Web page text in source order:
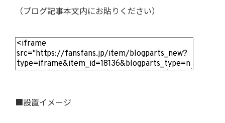
（ブログ記事本文内にお貼りください）
■設置イメージ